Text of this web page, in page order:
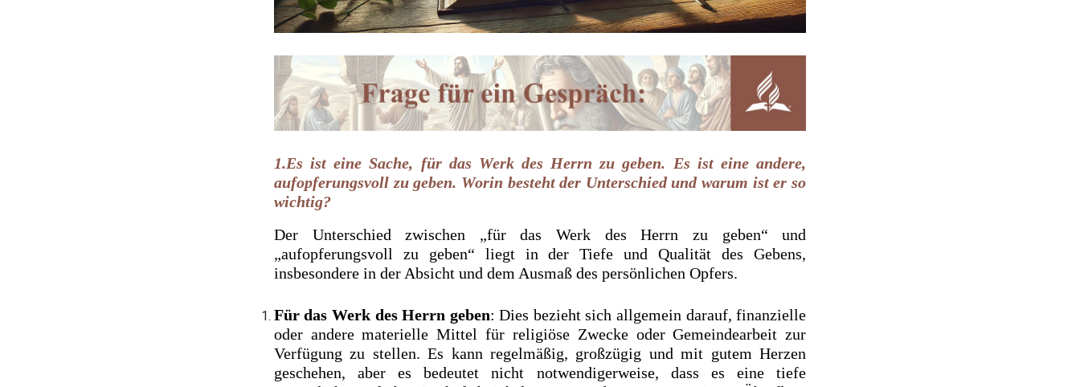
1.Es ist eine Sache, für das Werk des Herrn zu geben. Es ist eine andere,
aufopferungsvoll zu geben. Worin besteht der Unterschied und warum ist er so
wichtig?
Der Unterschied zwischen „für das Werk des Herrn zu geben“ und
„aufopferungsvoll zu geben“ liegt in der Tiefe und Qualität des Gebens,
insbesondere in der Absicht und dem Ausmaß des persönlichen Opfers.
Für das Werk des Herrn geben: Dies bezieht sich allgemein darauf, finanzielle
oder andere materielle Mittel für religiöse Zwecke oder Gemeindearbeit zur
Verfügung zu stellen. Es kann regelmäßig, großzügig und mit gutem Herzen
geschehen, aber es bedeutet nicht notwendigerweise, dass es eine tiefe